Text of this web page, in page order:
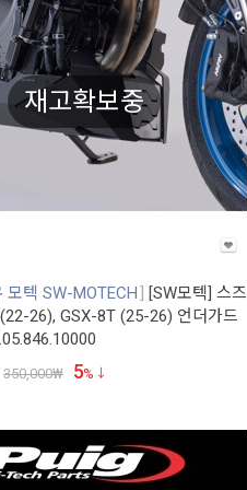
재고확보중
모텍 SW-MOTECH
[SW모텍] 스즈
26), GSX-8T (25-26) 언더가드
350,000₩ 5%